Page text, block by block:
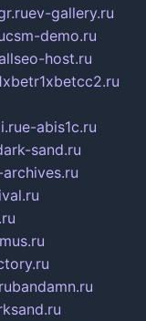
ev-gallery.ru
csm-demo.ru
host.ru
e-abis1c.ru
sand.ru
bandamn.ru